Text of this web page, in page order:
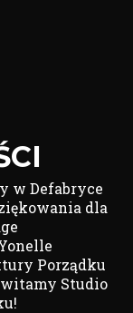
w Defabryce
dla
Porządku
Studio